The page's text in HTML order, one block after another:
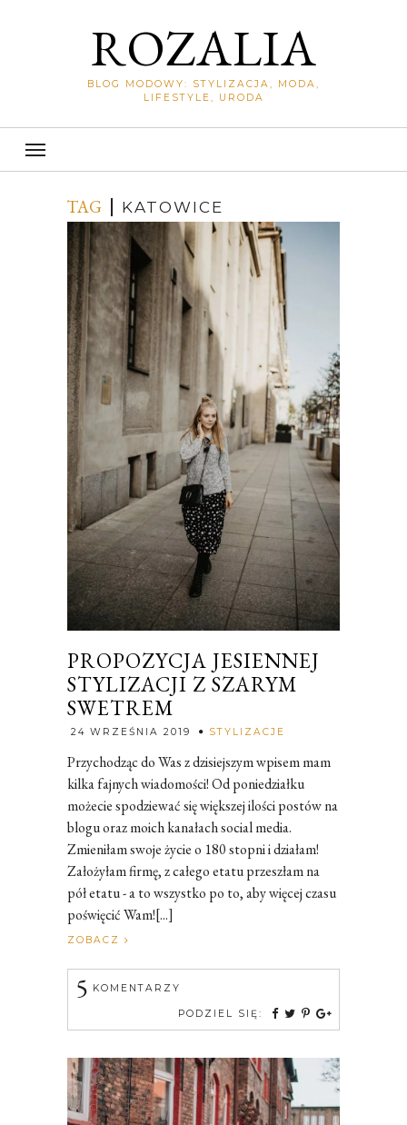
ROZALIA
BLOG MODOWY: STYLIZACJA, MODA,
LIFESTYLE, URODA
TAG KATOWICE
PROPOZYCJA JESIENNEJ
STYLIZACJI Z SZARYM
SWETREM
24 WRZEŚNIA 2019 STYLIZACJE
Przychodząc do Was z dzisiejszym wpisem mam
kilka fajnych wiadomości! Od poniedziałku
możecie spodziewać się większej ilości postów na
blogu oraz moich kanałach social media.
Zmieniłam swoje życie o 180 stopni i działam!
Założyłam firmę, z całego etatu przeszłam na
pół etatu - a to wszystko po to, aby więcej czasu
poświęcić Wam![...]
ZOBACZ
5 KOMENTARZY
PODZIEL SIĘ: